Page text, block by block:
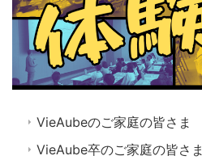
VieAubeのご家庭の皆さま
VieAube卒のご家庭の皆さま